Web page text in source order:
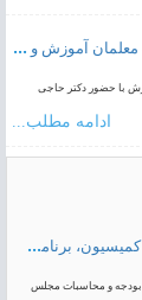
همایش طلیعه داران تعلیم و تربیت معلمان آموزش و پرورش
با حضور دکتر حاجی
شورای اسلامی دکتر
ادامه مطلب...
دکتر حمیدرضا حاجی بابایی رئیس کمیسیون، برنامه و بودجه و محاسبات مجلس شورای اسلامی
بودجه و محاسبات مجلس